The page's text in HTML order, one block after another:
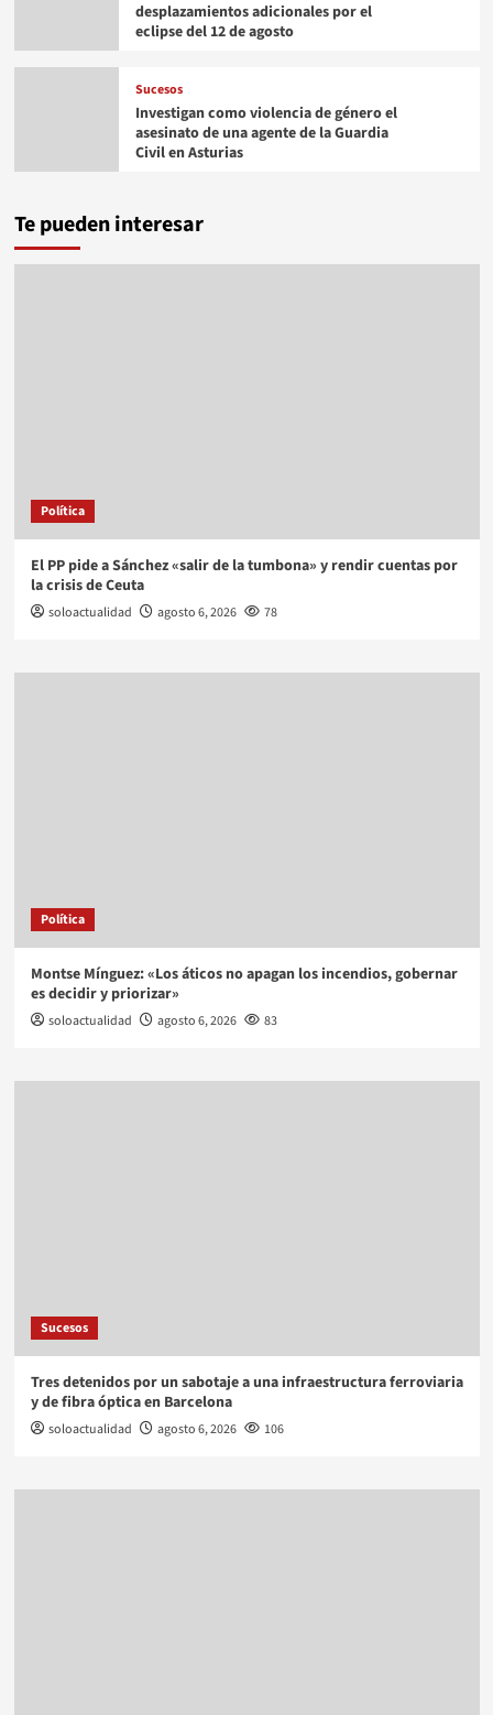
desplazamientos adicionales por el
eclipse del 12 de agosto
Sucesos
Investigan como violencia de género el
asesinato de una agente de la Guardia
Civil en Asturias
Te pueden interesar
Política
El PP pide a Sánchez «salir de la tumbona» y rendir cuentas por
la crisis de Ceuta
soloactualidad agosto 6, 2026 78
Política
Montse Mínguez: «Los áticos no apagan los incendios, gobernar
es decidir y priorizar»
soloactualidad agosto 6, 2026 83
Sucesos
Tres detenidos por un sabotaje a una infraestructura ferroviaria
y de fibra óptica en Barcelona
soloactualidad agosto 6, 2026 106